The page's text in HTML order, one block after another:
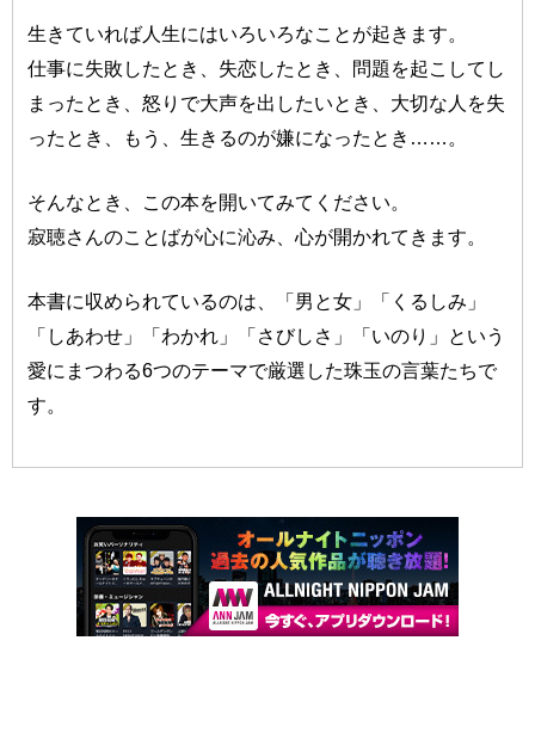
生きていれば人生にはいろいろなことが起きます。
仕事に失敗したとき、失恋したとき、問題を起こしてし
まったとき、怒りで大声を出したいとき、大切な人を失
ったとき、もう、生きるのが嫌になったとき……。
そんなとき、この本を開いてみてください。
寂聴さんのことばが心に沁み、心が開かれてきます。
本書に収められているのは、「男と女」「くるしみ」
「しあわせ」「わかれ」「さびしさ」「いのり」という
愛にまつわる6つのテーマで厳選した珠玉の言葉たちで
す。